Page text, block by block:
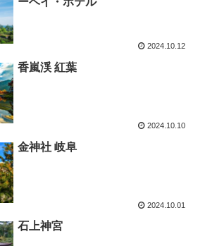
2024.10.12
香嵐渓 紅葉
2024.10.10
金神社 岐阜
2024.10.01
石上神宮